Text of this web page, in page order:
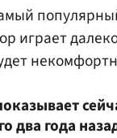
играет
два года